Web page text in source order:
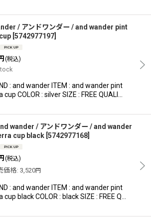
/ アンドワンダー / and wander pint
5742977197
(税込)
: and wander ITEM : and wander pint
cup COLOR : silver SIZE : FREE QUALI…
wander / アンドワンダー / and wander
cup black 5742977168
(税込)
価格: 3,520円
: and wander ITEM : and wander pint
cup black COLOR : black SIZE : FREE Q…